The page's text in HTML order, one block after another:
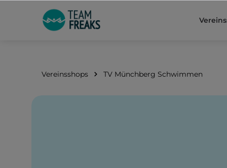
Zur Hauptnavigation springen
Vereinsshops TV Münchberg Schwimmen